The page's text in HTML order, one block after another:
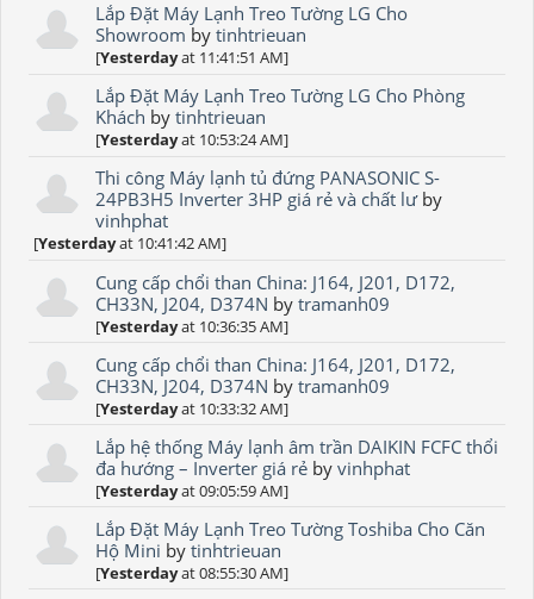
Lắp Đặt Máy Lạnh Treo Tường LG Cho
Showroom bytinhtrieuan
[Yesterdayat 11:41:51 AM]
Lắp Đặt Máy Lạnh Treo Tường LG Cho Phòng
Khách bytinhtrieuan
[Yesterdayat 10:53:24 AM]
Thi công Máy lạnh tủ đứng PANASONIC S-
24PB3H5 Inverter 3HP giá rẻ và chất lưby
vinhphat
[Yesterdayat 10:41:42 AM]
Cung cấp chổi than China: J164, J201, D172,
CH33N, J204, D374N bytramanh09
[Yesterdayat 10:36:35 AM]
Cung cấp chổi than China: J164, J201, D172,
CH33N, J204, D374N bytramanh09
[Yesterdayat 10:33:32 AM]
Lắp hệ thống Máy lạnh âm trần DAIKIN FCFC thổi
đa hướng – Inverter giá rẻ byvinhphat
[Yesterdayat 09:05:59 AM]
Lắp Đặt Máy Lạnh Treo Tường Toshiba Cho Căn
Hộ Mini bytinhtrieuan
[Yesterdayat 08:55:30 AM]